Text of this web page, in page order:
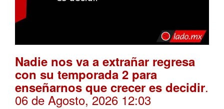
Nadie nos va a extrañar regresa
con su temporada 2 para
enseñarnos que crecer es decidir.
06 de Agosto, 2026 12:03